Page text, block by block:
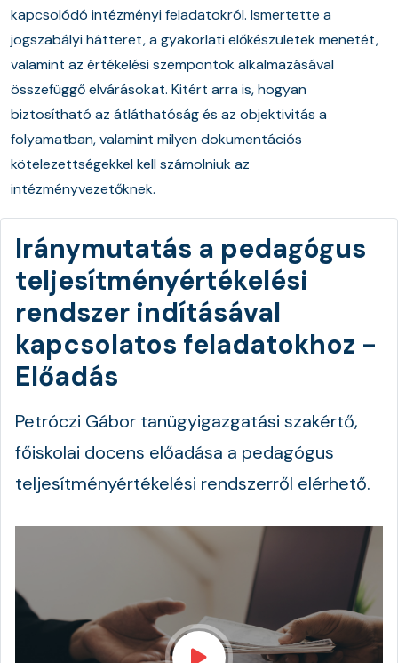
kapcsolódó intézményi feladatokról. Ismertette a
jogszabályi hátteret, a gyakorlati előkészületek menetét,
valamint az értékelési szempontok alkalmazásával
összefüggő elvárásokat. Kitért arra is, hogyan
biztosítható az átláthatóság és az objektivitás a
folyamatban, valamint milyen dokumentációs
kötelezettségekkel kell számolniuk az
intézményvezetőknek.
Iránymutatás a pedagógus
teljesítményértékelési
rendszer indításával
kapcsolatos feladatokhoz -
Előadás
Petróczi Gábor tanügyigazgatási szakértő,
főiskolai docens előadása a pedagógus
teljesítményértékelési rendszerről elérhető.